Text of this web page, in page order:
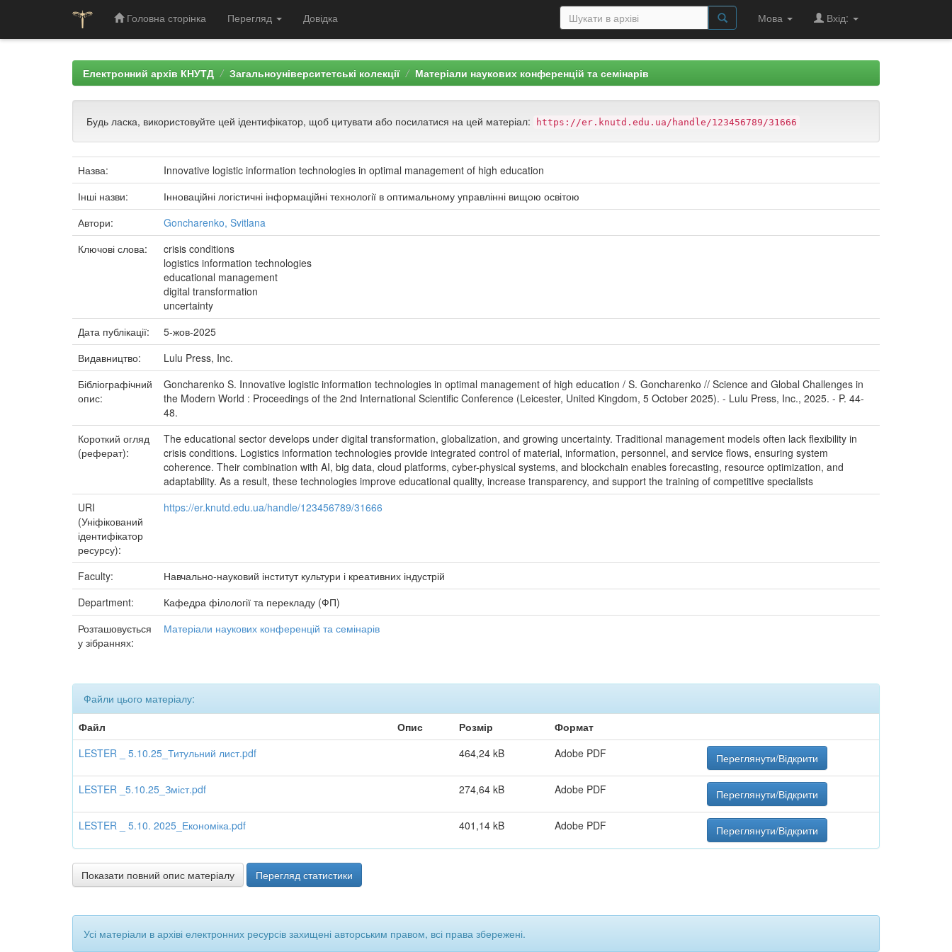
Головна сторінка Перегляд Довідка Мова Вхід:
Електронний архів КНУТД Загальноуніверситетські колекції Матеріали наукових конференцій та семінарів
Будь ласка, використовуйте цей ідентифікатор, щоб цитувати або посилатися на цей матеріал: https://er.knutd.edu.ua/handle/123456789/31666
Назва:
Innovative logistic information technologies in optimal management of high education
Інші назви:
Інноваційні логістичні інформаційні технології в оптимальному управлінні вищою освітою
Автори:
Goncharenko, Svitlana
Ключові слова:
crisis conditions
logistics information technologies
educational management
digital transformation
uncertainty
Дата публікації:
5-жов-2025
Видавництво:
Lulu Press, Inc.
Бібліографічний
опис:
Goncharenko S. Innovative logistic information technologies in optimal management of high education / S. Goncharenko // Science and Global Challenges in
the Modern World : Proceedings of the 2nd International Scientific Conference (Leicester, United Kingdom, 5 October 2025). - Lulu Press, Inc., 2025. - P. 44-
48.
Короткий огляд
(реферат):
The educational sector develops under digital transformation, globalization, and growing uncertainty. Traditional management models often lack flexibility in
crisis conditions. Logistics information technologies provide integrated control of material, information, personnel, and service flows, ensuring system
coherence. Their combination with AI, big data, cloud platforms, cyber-physical systems, and blockchain enables forecasting, resource optimization, and
adaptability. As a result, these technologies improve educational quality, increase transparency, and support the training of competitive specialists
URI
(Уніфікований
ідентифікатор
ресурсу):
https://er.knutd.edu.ua/handle/123456789/31666
Faculty:
Навчально-науковий інститут культури і креативних індустрій
Department:
Кафедра філології та перекладу (ФП)
Розташовується
у зібраннях:
Матеріали наукових конференцій та семінарів
Файли цього матеріалу:
Файл
Опис Розмір
Формат
LESTER _ 5.10.25_Титульний лист.pdf
464,24 kB Adobe PDF Переглянути/Відкрити
LESTER _5.10.25_Зміст.pdf 274,64 kB Adobe PDF Переглянути/Відкрити
LESTER _ 5.10. 2025_Економіка.pdf 401,14 kB Adobe PDF Переглянути/Відкрити
Показати повний опис матеріалу Перегляд статистики
Усі матеріали в архіві електронних ресурсів захищені авторським правом, всі права збережені.